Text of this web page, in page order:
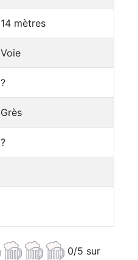
14 mètres
Voie
?
Grès
?
0/5 sur